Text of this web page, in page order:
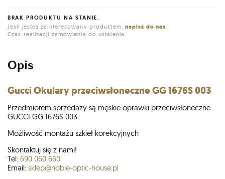
BRAK PRODUKTU NA STANIE.
Jeśli jesteś zainteresowany produktem, napisz do nas.
Czas realizacji zamówienia do ustalenia.
Opis
GucciOkulary przeciwsłoneczne GG 1676S 003
Przedmiotem sprzedaży są męskie oprawki przeciwsłoneczne
GUCCI GG 1676S 003
Możliwość montażu szkieł korekcyjnych
Skontaktuj się z nami!
Tel: 690 060 660
Email: sklep@noble-optic-house.pl